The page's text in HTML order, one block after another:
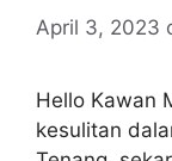
April 3, 2023
Hello Kawan
kesulitan